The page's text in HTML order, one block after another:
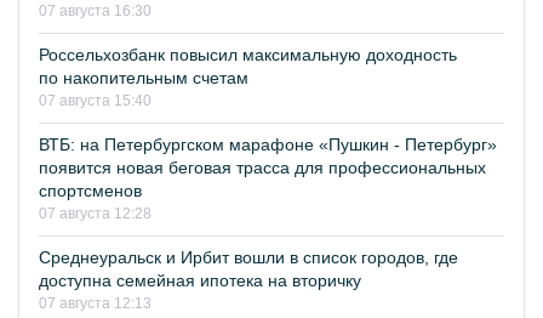
07 августа 16:30
Россельхозбанк повысил максимальную доходность
по накопительным счетам
07 августа 15:40
ВТБ: на Петербургском марафоне «Пушкин - Петербург»
появится новая беговая трасса для профессиональных
спортсменов
07 августа 12:28
Среднеуральск и Ирбит вошли в список городов, где
доступна семейная ипотека на вторичку
07 августа 12:13